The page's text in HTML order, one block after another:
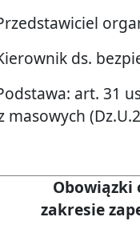
ds.
art. 31
masowych
Obowiązki
zakresie